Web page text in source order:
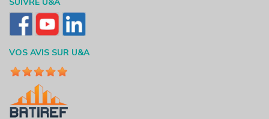
VOS AVIS SUR U&A